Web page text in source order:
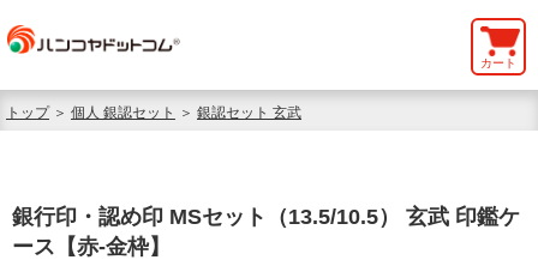
カート
トップ＞ 個人 銀認セット ＞ 銀認セット 玄武
銀行印・認め印 MSセット（13.5/10.5） 玄武 印鑑ケ
ース【赤-金枠】